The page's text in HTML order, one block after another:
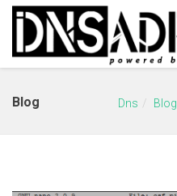
Blog Dns Blog